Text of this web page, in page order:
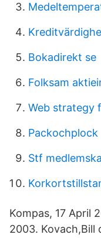
Bokadirekt se
Folksam
Web strategy
Packochplock
Stf
Kompas, 17 April
2003. Kovach,Bill